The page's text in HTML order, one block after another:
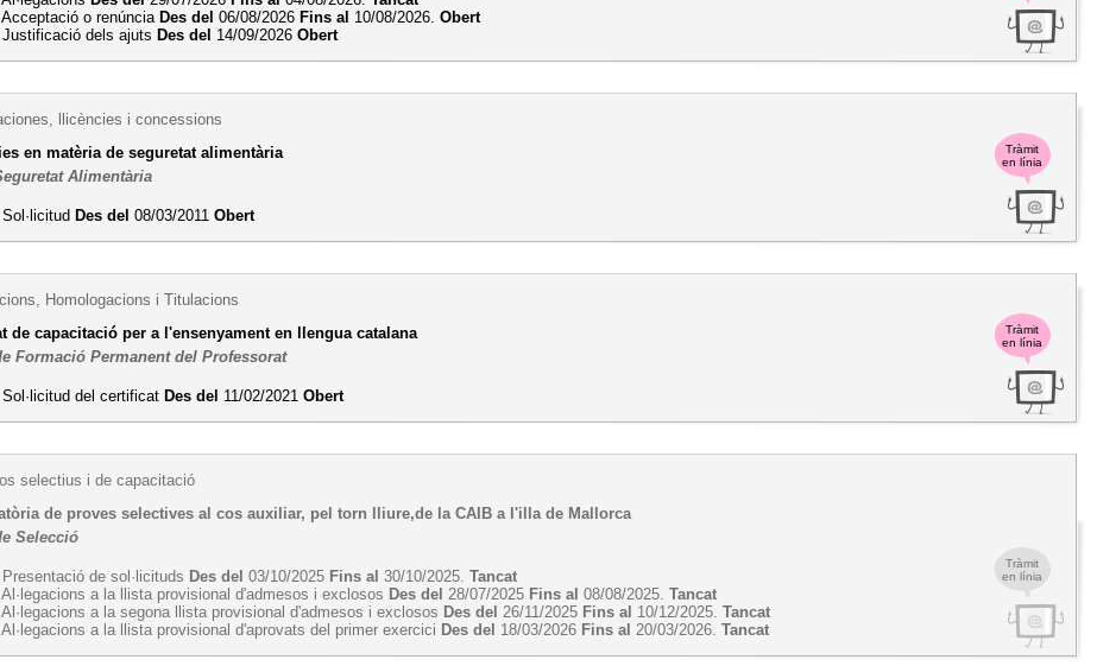
o renúncia Des del 06/08/2026 Fins al 10/08/2026.Obert
dels ajuts Des del 14/09/2026Obert
Tràmit
en línia
llicències i concessions
en matèria de seguretat alimentària
Alimentària
Des del 08/03/2011Obert
Tràmit
en línia
Homologacions i Titulacions
de capacitació per a l'ensenyament en llengua catalana
Formació Permanent del Professorat
del certificat Des del 11/02/2021Obert
Tràmit
en línia
selectius i de capacitació
de proves selectives al cos auxiliar, pel torn lliure,de la CAIB a l'illa de Mallorca
Selecció
de sol·licituds Des del 03/10/2025 Fins al 30/10/2025.Tancat
Al·legacions a la llista provisional d'admesos i exclosos Des del 28/07/2025 Fins al 08/08/2025.Tancat
Al·legacions a la segona llista provisional d'admesos i exclosos Des del 26/11/2025 Fins al 10/12/2025.Tancat
Al·legacions a la llista provisional d'aprovats del primer exercici Des del 18/03/2026 Fins al 20/03/2026.Tancat